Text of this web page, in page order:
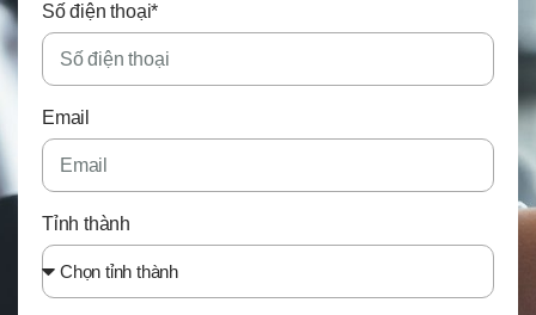
Số điện thoại*
Email
Tỉnh thành